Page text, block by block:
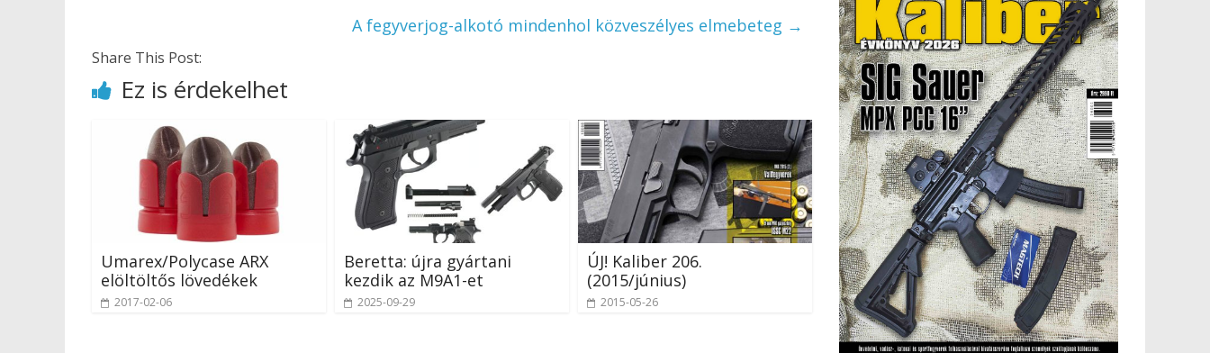
A fegyverjog-alkotó mindenhol közveszélyes elmebeteg →
Share This Post:
Ez is érdekelhet
Umarex/Polycase ARX
elöltöltős lövedékek
2017-02-06
Beretta: újra gyártani
kezdik az M9A1-et
2025-09-29
ÚJ! Kaliber 206.
(2015/június)
2015-05-26